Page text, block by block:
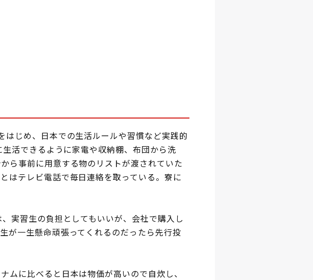
じめ、日本での生活ルールや習慣など実践的
活できるように家電や収納棚、布団から洗
ら事前に用意する物のリストが渡されていた
はテレビ電話で毎日連絡を取っている。寮に
実習生の負担としてもいいが、会社で購入し
が一生懸命頑張ってくれるのだったら先行投
に比べると日本は物価が高いので自炊し、